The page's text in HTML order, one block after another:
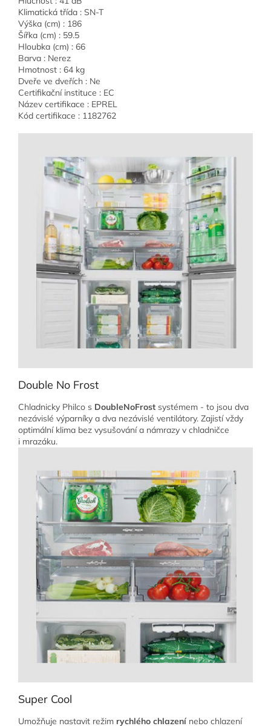
Klimatická třída : SN-T
Výška (cm) : 186
Šířka (cm) : 59.5
Hloubka (cm) : 66
Barva : Nerez
Hmotnost : 64 kg
Dveře ve dveřích : Ne
Certifikační instituce : EC
Název certifikace : EPREL
Kód certifikace : 1182762
Double No Frost
Chladnicky Philco s DoubleNoFrost systémem - to jsou dva
nezávislé výparníky a dva nezávislé ventilátory. Zajistí vždy
optimální klima bez vysušování a námrazy v chladničce
i mrazáku.
Super Cool
Umožňuje nastavit režim rychlého chlazení nebo chlazení